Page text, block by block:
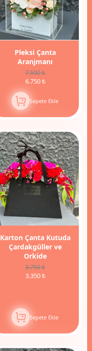
Pleksi Çanta
Aranjmanı
7.500 ₺
6.750 ₺
Sepete Ekle
12%
İndirim
Karton Çanta Kutuda
Çardakgüller ve
Orkide
3.750 ₺
3.350 ₺
Sepete Ekle